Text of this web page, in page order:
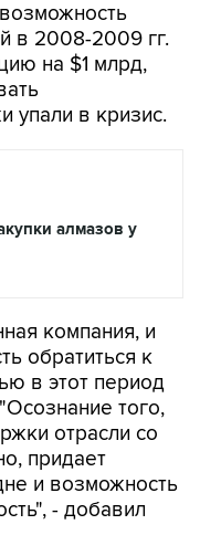
в 2008-2009 гг.
на $1 млрд,
упали в кризис.
алмазов у
компания, и
обратиться к
в этот период
того,
отрасли со
придает
и возможность
- добавил